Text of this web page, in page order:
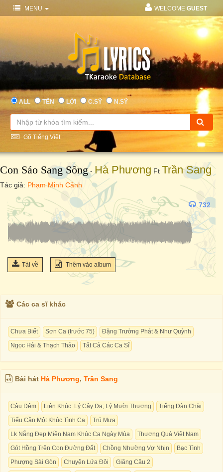
MENU WELCOME GUEST
ALL TÊN LỜI C.SỸ N.SỸ
Gõ Tiếng Việt
Con Sáo Sang Sông- Hà Phương Ft Trần Sang
Tác giả: Phạm Minh Cảnh
732
Tải về Thêm vào album
Các ca sĩ khác
Chưa Biết Sơn Ca (trước 75)
Đặng Trường Phát & Như Quỳnh
Ngọc Hải & Thạch Thảo
Tất Cả Các Ca Sĩ
Bài hát Hà Phương, Trần Sang
Câu Đêm Liên Khúc: Lý Cây Đa; Lý Mười Thương
Tiếng Đàn Chài
Tiểu Cần Một Khúc Tình Ca
Trú Mưa
Lk Nắng Đẹp Miền Nam Khúc Ca Ngày Mùa
Thương Quá Việt Nam
Gót Hồng Trên Con Đường Đất
Chồng Nhường Vợ Nhịn
Bạc Tình
Phượng Sài Gòn
Chuyện Lứa Đôi
Giăng Câu 2